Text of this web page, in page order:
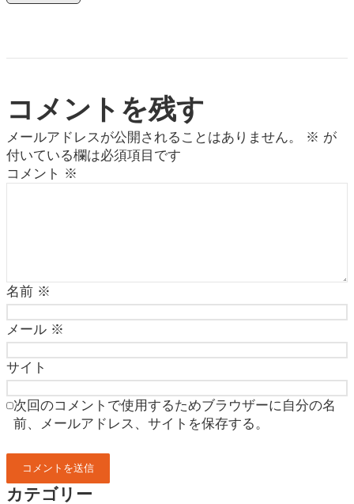
コメントを残す
メールアドレスが公開されることはありません。 ※ が
付いている欄は必須項目です
コメント ※
名前 ※
メール ※
サイト
次回のコメントで使用するためブラウザーに自分の名
前、メールアドレス、サイトを保存する。
カテゴリー